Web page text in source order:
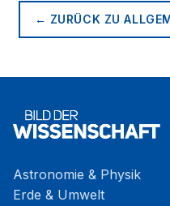
← ZURÜCK ZU
Astronomie & Physik
Erde & Umwelt